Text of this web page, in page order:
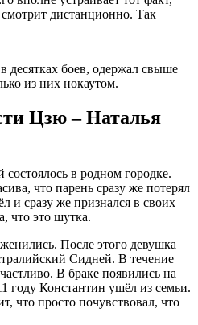
дистанционно. Так
десятках боев, одержал свыше
из них нокаутом.
Цзю – Наталья
в родном городке.
что парень сразу же потерял
и сразу же признался в своих
что это шутка.
После этого девушка
Сидней. В течение
В браке появились на
году Константин ушёл из семьи.
что просто почувствовал, что